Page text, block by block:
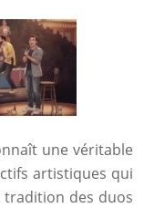
une véritable
artistiques qui
tradition des duos